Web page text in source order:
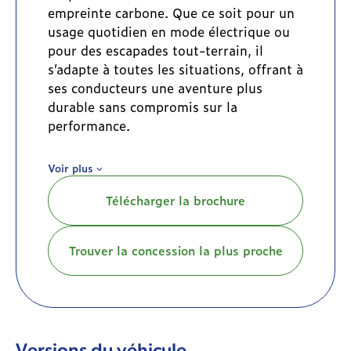
empreinte carbone. Que ce soit pour un
usage quotidien en mode électrique ou
pour des escapades tout-terrain, il
s’adapte à toutes les situations, offrant à
ses conducteurs une aventure plus
durable sans compromis sur la
performance.
un moteur thermique à essence 2.0
litres turbocompressé avec deux
moteurs électriques, le tout offrant une
puissance combinée de 380 chevaux et
un couple impressionnant de 637 Nm. Ce
système permet au véhicule d’allier
Grâce à sa batterie rechargeable de 17
électrique sur environ 52 km, ce qui est
Voir plus
Télécharger la brochure
Trouver la concession la plus proche